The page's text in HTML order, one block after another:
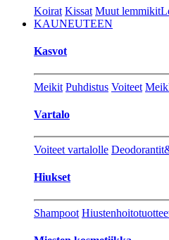
Koirat Kissat Muut lemmikit
KAUNEUTEEN
Kasvot
Meikit Puhdistus Voiteet
Vartalo
Voiteet vartalolle
Hiukset
Shampoot